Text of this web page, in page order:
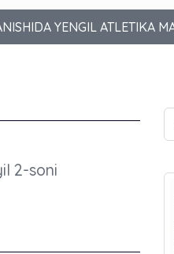
YENGIL ATLETIKA
2-soni